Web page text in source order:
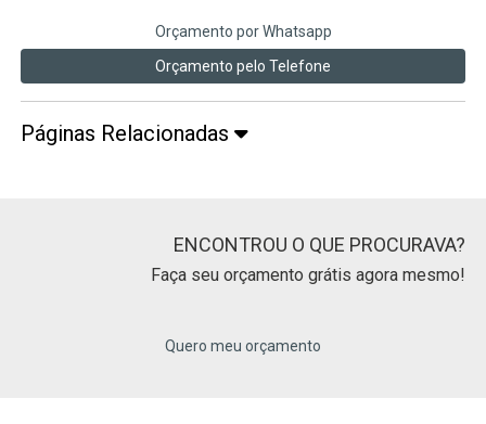
Orçamento por Whatsapp
Orçamento pelo Telefone
Páginas Relacionadas
ENCONTROU O QUE PROCURAVA?
Faça seu orçamento grátis agora mesmo!
Quero meu orçamento